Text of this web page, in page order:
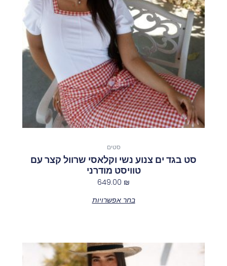
סטים
סט בגד ים צנוע נשי וקלאסי שרוול קצר עם
טוויסט מודרני
649.00 ₪
בחר אפשרויות
ניתן
לבחור
האפשרויות
המוצר
למוצר
זה